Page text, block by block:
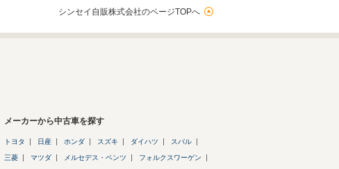
シンセイ自販株式会社のページTOPへ
メーカーから中古車を探す
トヨタ 日産 ホンダ スズキ ダイハツ スバル
三菱 マツダ メルセデス・ベンツ フォルクスワーゲン